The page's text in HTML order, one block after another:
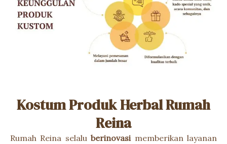
Kostum Produk Herbal Rumah
Reina
Rumah Reina selaluberinovasimemberikan layanan